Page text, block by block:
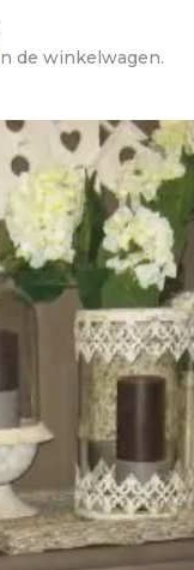
de winkelwagen.